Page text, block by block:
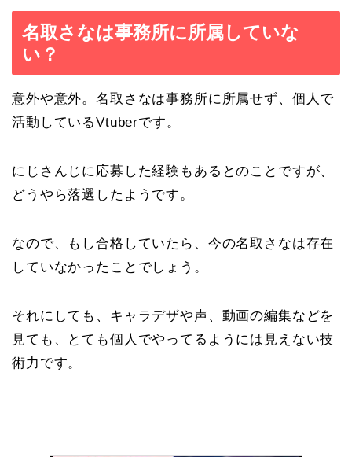
名取さなは事務所に所属していな
い？
意外や意外。名取さなは事務所に所属せず、個人で
活動しているVtuberです。
にじさんじに応募した経験もあるとのことですが、
どうやら落選したようです。
なので、もし合格していたら、今の名取さなは存在
していなかったことでしょう。
それにしても、キャラデザや声、動画の編集などを
見ても、とても個人でやってるようには見えない技
術力です。